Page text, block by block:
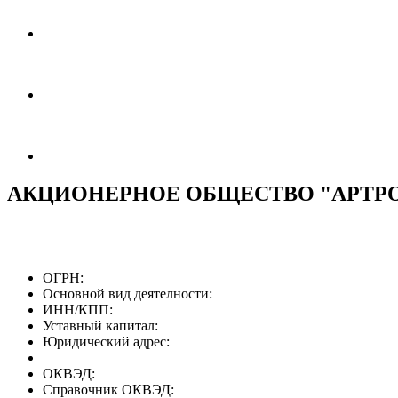
АКЦИОНЕРНОЕ ОБЩЕСТВО
ОГРН:
Основной вид деятелности:
ИНН/КПП:
Уставный капитал:
Юридический адрес:
ОКВЭД:
Справочник ОКВЭД: